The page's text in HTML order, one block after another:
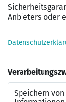
Der